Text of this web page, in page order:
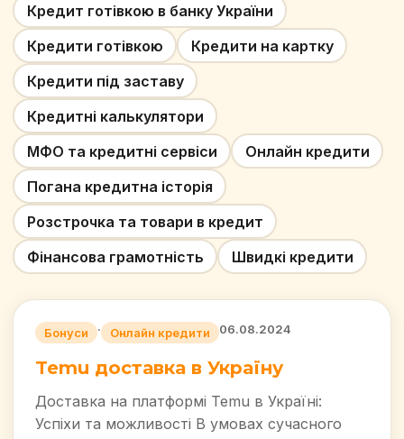
Кредит готівкою в банку України
Кредити готівкою
Кредити на картку
Кредити під заставу
Кредитні калькулятори
МФО та кредитні сервіси
Онлайн кредити
Погана кредитна історія
Розстрочка та товари в кредит
Фінансова грамотність
Швидкі кредити
Бонуси · Онлайн кредити 06.08.2024
Temu доставка в Україну
Доставка на платформі Temu в Україні:
Успіхи та можливості В умовах сучасного